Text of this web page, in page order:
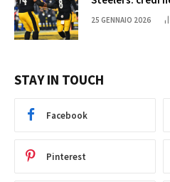
25 GENNAIO 2026
STAY IN TOUCH
Facebook
Pinterest